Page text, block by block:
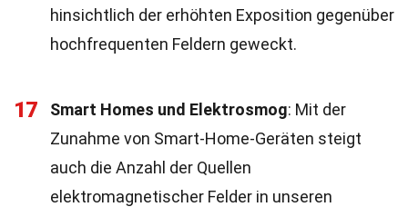
hinsichtlich der erhöhten Exposition gegenüber
hochfrequenten Feldern geweckt.
17 Smart Homes und Elektrosmog: Mit der
Zunahme von Smart-Home-Geräten steigt
auch die Anzahl der Quellen
elektromagnetischer Felder in unseren